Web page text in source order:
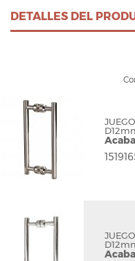
DETALLES DEL